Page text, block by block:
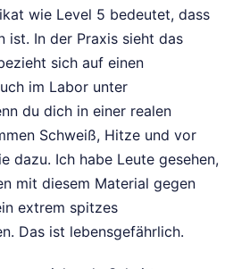
wie Level 5 bedeutet, dass
ist. In der Praxis sieht das
sich auf einen
im Labor unter
du dich in einer realen
Schweiß, Hitze und vor
dazu. Ich habe Leute gesehen,
mit diesem Material gegen
extrem spitzes
Das ist lebensgefährlich.